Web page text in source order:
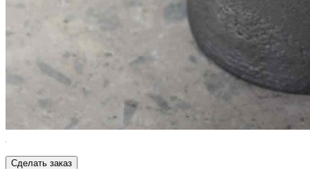
Cделать заказ